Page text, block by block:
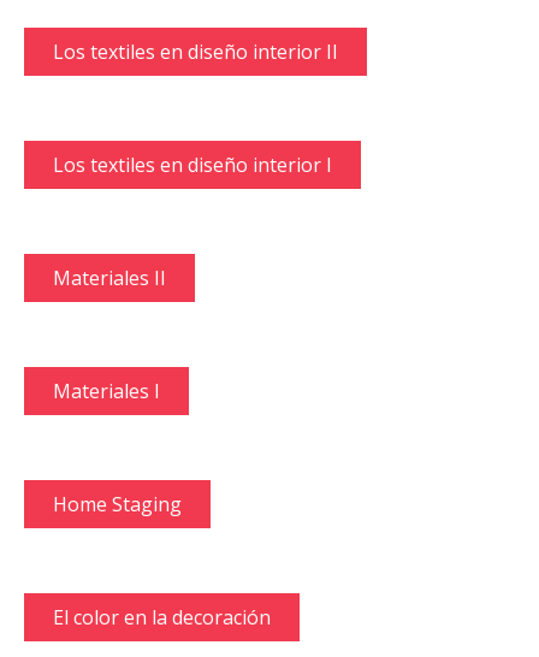
Los textiles en diseño interior II
Los textiles en diseño interior I
Materiales II
Materiales I
Home Staging
El color en la decoración